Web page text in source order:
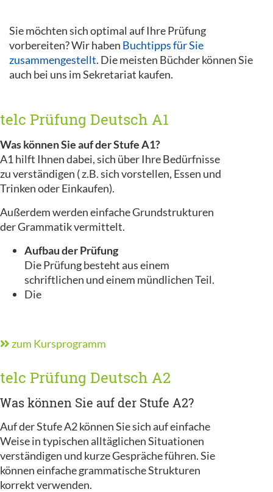
Sie möchten sich optimal auf Ihre Prüfung
vorbereiten? Wir haben Buchtipps für Sie
zusammengestellt. Die meisten Büchder können Sie
auch bei uns im Sekretariat kaufen.
telc Prüfung Deutsch A1
Was können Sie auf der Stufe A1?
A1 hilft Ihnen dabei, sich über Ihre Bedürfnisse
zu verständigen ( z.B. sich vorstellen, Essen und
Trinken oder Einkaufen).
Außerdem werden einfache Grundstrukturen
der Grammatik vermittelt.
Aufbau der Prüfung
Die Prüfung besteht aus einem
schriftlichen und einem mündlichen Teil.
Die
zum Kursprogramm
telc Prüfung Deutsch A2
Was können Sie auf der Stufe A2?
Auf der Stufe A2 können Sie sich auf einfache
Weise in typischen alltäglichen Situationen
verständigen und kurze Gespräche führen. Sie
können einfache grammatische Strukturen
korrekt verwenden.